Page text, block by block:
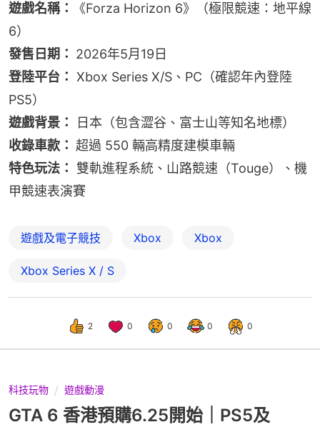
遊戲名稱：
《Forza Horizon 6》（極限競速：地平線
6）
發售日期： 2026年5月19日
登陸平台： Xbox Series X/S、PC（確認年內登陸
PS5）
遊戲背景：
日本（包含澀谷、富士山等知名地標）
收錄車款： 超過 550 輛高精度建模車輛
特色玩法： 雙軌進程系統、山路競速（Touge）、機
甲競速表演賽
遊戲及電子競技 Xbox Xbox
Xbox Series X / S
2 0 0 0 0
科技玩物 遊戲動漫
GTA 6 香港預購6.25開始｜PS5及